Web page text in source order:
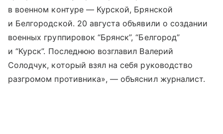
в военном контуре — Курской, Брянской
и Белгородской. 20 августа объявили о создании
военных группировок “Брянск”, “Белгород”
и “Курск”. Последнюю возглавил Валерий
Солодчук, который взял на себя руководство
разгромом противника», — объяснил журналист.